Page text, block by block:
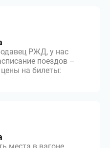
РЖД, у нас
поездов –
на билеты: